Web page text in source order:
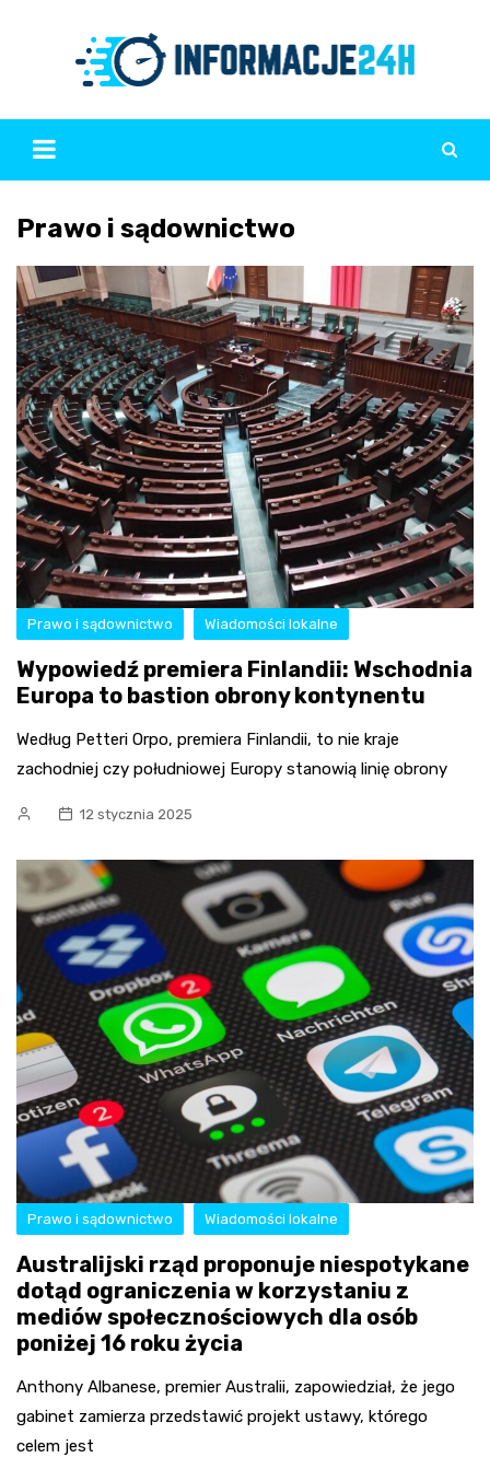
Prawo i sądownictwo
Prawo i sądownictwo Wiadomości lokalne
Wypowiedź premiera Finlandii: Wschodnia
Europa to bastion obrony kontynentu
Według Petteri Orpo, premiera Finlandii, to nie kraje
zachodniej czy południowej Europy stanowią linię obrony
12 stycznia 2025
Prawo i sądownictwo Wiadomości lokalne
Australijski rząd proponuje niespotykane
dotąd ograniczenia w korzystaniu z
mediów społecznościowych dla osób
poniżej 16 roku życia
Anthony Albanese, premier Australii, zapowiedział, że jego
gabinet zamierza przedstawić projekt ustawy, którego
celem jest